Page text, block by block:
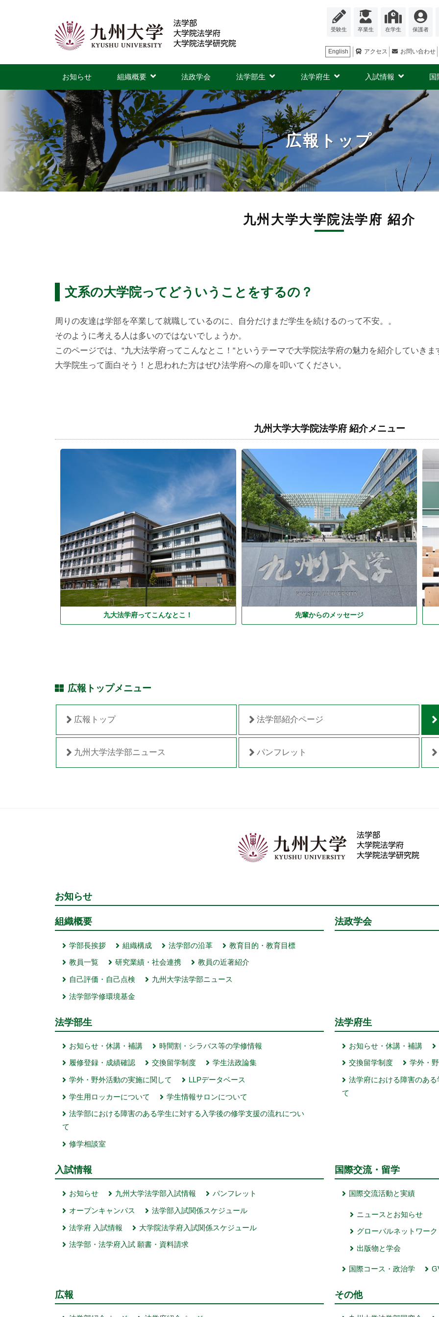
ツ
州
大
学
法
学
部
・
学
研
究
院
受験生 卒業生 在学生 保護者
English アクセス お問い合わせ
お知らせ 組織概要 法政学会 法学部生 法学府生 入試情報 国
広報トップ
九州大学大学院法学府 紹介
州
大
学
大
学
学
介
2025
年
月
日
文系の大学院ってどういうことをするの？
周りの友達は学部を卒業して就職しているのに、自分だけまだ学生を続けるのって不安。。
そのように考える人は多いのではないでしょうか。
このページでは、“九大法学府ってこんなとこ！“というテーマで大学院法学府の魅力を紹介していきま
大学院生って面白そう！と思われた方はぜひ法学府への扉を叩いてください。
九州大学大学院法学府 紹介メニュー
九大法学府ってこんなとこ！ 先輩からのメッセージ
広報トップメニュー
広報トップ 法学部紹介ページ
九州大学法学部ニュース パンフレット
お知らせ
組織概要
学部長挨拶 組織構成 法学部の沿革 教育目的・教育目標
教員一覧 研究業績・社会連携 教員の近著紹介
自己評価・自己点検 九州大学法学部ニュース
法学部学修環境基金
法政学会
法学部生
お知らせ・休講・補講 時間割・シラバス等の学修情報
履修登録・成績確認 交換留学制度 学生法政論集
学外・野外活動の実施に関して LLPデータベース
学生用ロッカーについて 学生情報サロンについて
法学部における障害のある学生に対する入学後の修学支援の流れについ
て
修学相談室
法学府生
お知らせ・休講・補講
交換留学制度 学外・
法学府における障害のあ
て
入試情報
お知らせ 九州大学法学部入試情報 パンフレット
オープンキャンパス 法学部入試関係スケジュール
法学府 入試情報 大学院法学府入試関係スケジュール
法学部・法学府入試 願書・資料請求
国際交流・留学
国際交流活動と実績
ニュースとお知らせ
グローバルネットワーク
出版物と学会
国際コース・政治学
広報 その他